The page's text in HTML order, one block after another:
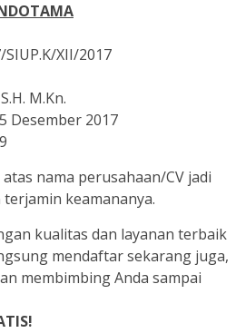
SIUP.K/XII/2017
M.Kn.
Desember 2017
nama perusahaan/CV jadi
keamananya.
kualitas dan layanan terbaik
mendaftar sekarang juga,
membimbing Anda sampai